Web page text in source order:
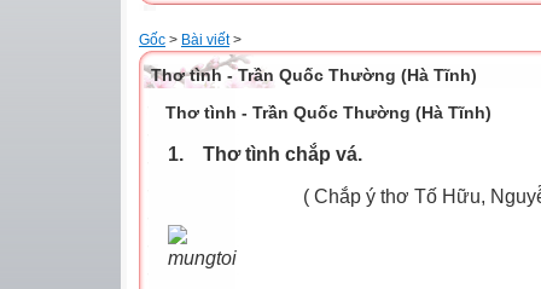
Gốc > Bài viết>
Thơ tình - Trần Quốc Thường (Hà Tĩnh)
Thơ tình - Trần Quốc Thường (Hà Tĩnh)
1. Thơ tình chắp vá.
( Chắp ý thơ Tố Hữu, Nguyễn